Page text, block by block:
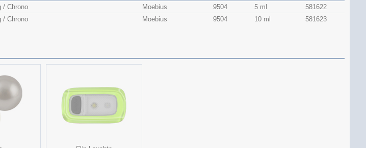
/ Chrono Moebius 9504 5 ml
581622
/ Chrono Moebius 9504 10 ml 581623